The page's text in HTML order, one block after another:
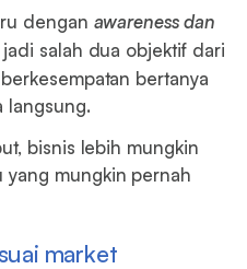
dengan awareness dan
salah dua objektif dari
bertanya
langsung.
bisnis lebih mungkin
yang mungkin pernah
market